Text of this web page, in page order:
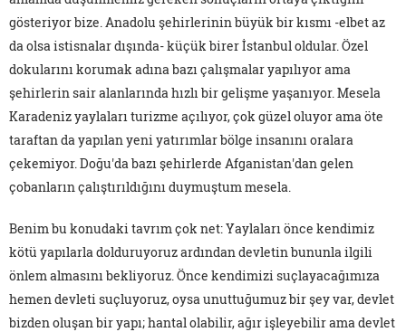
gösteriyor bize. Anadolu şehirlerinin büyük bir kısmı -elbet az
da olsa istisnalar dışında- küçük birer İstanbul oldular. Özel
dokularını korumak adına bazı çalışmalar yapılıyor ama
şehirlerin sair alanlarında hızlı bir gelişme yaşanıyor. Mesela
Karadeniz yaylaları turizme açılıyor, çok güzel oluyor ama öte
taraftan da yapılan yeni yatırımlar bölge insanını oralara
çekemiyor. Doğu'da bazı şehirlerde Afganistan'dan gelen
çobanların çalıştırıldığını duymuştum mesela.
Benim bu konudaki tavrım çok net: Yaylaları önce kendimiz
kötü yapılarla dolduruyoruz ardından devletin bununla ilgili
önlem almasını bekliyoruz. Önce kendimizi suçlayacağımıza
hemen devleti suçluyoruz, oysa unuttuğumuz bir şey var, devlet
bizden oluşan bir yapı; hantal olabilir, ağır işleyebilir ama devlet